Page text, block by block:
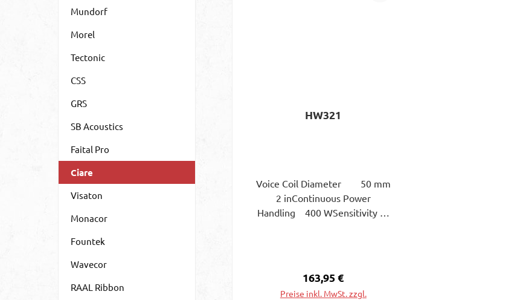
Mundorf
Morel
Tectonic
CSS
GRS
SB Acoustics
Faital Pro
Ciare
Visaton
Monacor
Fountek
Wavecor
RAAL Ribbon
HW321
Voice Coil Diameter 50 mm
2 inContinuous Power
Handling 400 WSensitivity
Regulärer Preis:
163,95 €
Preise inkl. MwSt. zzgl.